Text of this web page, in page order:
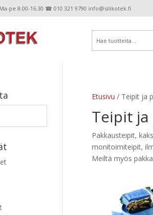
Ma-pe 8.00-16.30 ☎ 010 321 9790 info@silikotek.fi
Etusivu / Teipit ja
Teipit ja
Pakkausteipit,
monitoimiteipit,
Meiltä myös